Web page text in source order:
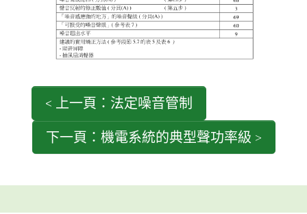
< 上一頁：法定噪音管制
下一頁：機電系統的典型聲功率級 >